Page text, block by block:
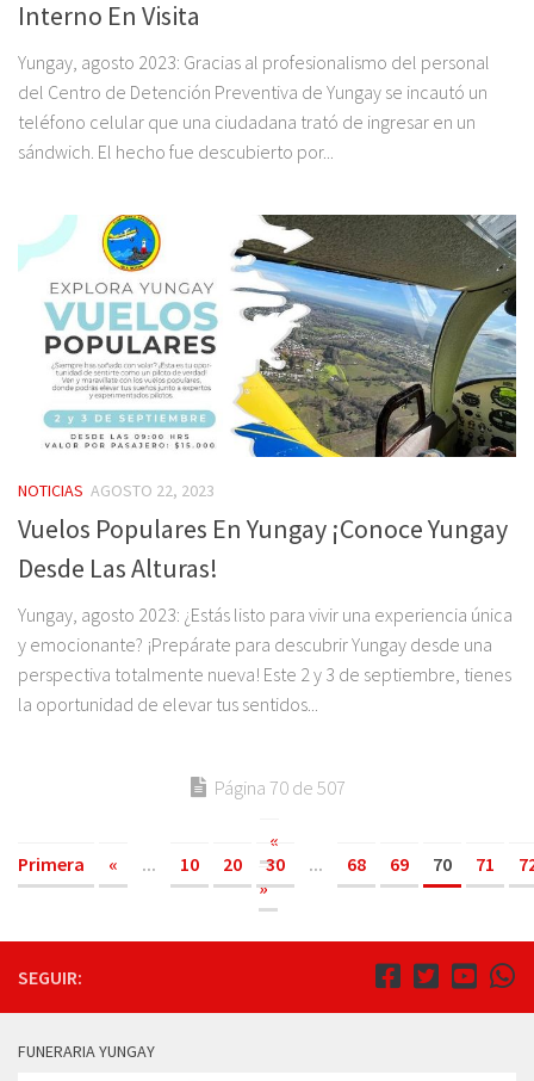
Interno En Visita
Yungay, agosto 2023: Gracias al profesionalismo del personal
del Centro de Detención Preventiva de Yungay se incautó un
teléfono celular que una ciudadana trató de ingresar en un
sándwich. El hecho fue descubierto por...
NOTICIAS AGOSTO 22, 2023
Vuelos Populares En Yungay ¡Conoce Yungay
Desde Las Alturas!
Yungay, agosto 2023: ¿Estás listo para vivir una experiencia única
y emocionante? ¡Prepárate para descubrir Yungay desde una
perspectiva totalmente nueva! Este 2 y 3 de septiembre, tienes
la oportunidad de elevar tus sentidos...
Página 70 de 507
«
Primera
« ... 10 20 30 ... 68 69 70 71
»
SEGUIR:
FUNERARIA YUNGAY